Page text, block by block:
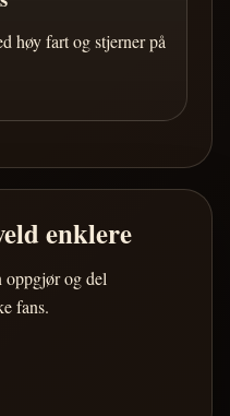
høy fart og stjerner på
enklere
oppgjør og del
fans.